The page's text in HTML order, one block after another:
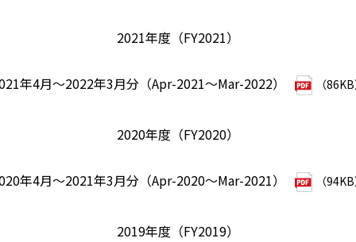
2021年度（FY2021）
年4月～2022年3月分（Apr-2021～Mar-2022） （
2020年度（FY2020）
年4月～2021年3月分（Apr-2020～Mar-2021） （
2019年度（FY2019）